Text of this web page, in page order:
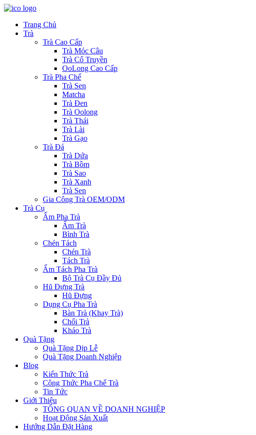
Trang Chủ
Trà
Trà Cao Cấp
Trà Móc Câu
Trà Cổ Truyền
OoLong Cao Cấp
Trà Pha Chế
Trà Sen
Matcha
Trà Đen
Trà Oolong
Trà Thái
Trà Lài
Trà Gạo
Trà Đá
Trà Dứa
Trà Bồm
Trà Sao
Trà Xanh
Trà Sen
Gia Công Trà OEM/ODM
Trà Cụ
Ấm Pha Trà
Ấm Trà
Bình Trà
Chén Tách
Chén Trà
Tách Trà
Ấm Tách Pha Trà
Bộ Trà Cụ Đầy Đủ
Hũ Đựng Trà
Hũ Đựng
Dụng Cụ Pha Trà
Bàn Trà (Khay Trà)
Chổi Trà
Kháo Trà
Quà Tặng
Quà Tặng Dịp Lễ
Quà Tặng Doanh Nghiệp
Blog
Kiến Thức Trà
Công Thức Pha Chế Trà
Tin Tức
Giới Thiệu
TỔNG QUAN VỀ DOANH NGHIỆP
Hoạt Động Sản Xuất
Hướng Dẫn Đặt Hàng